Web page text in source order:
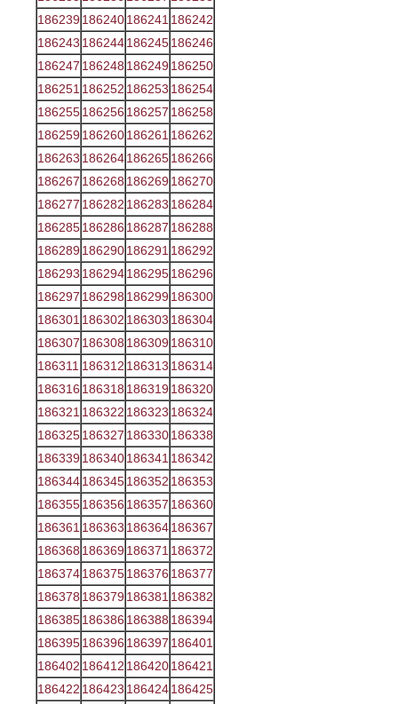
186239186240186241 186242
186243 186244186245186246
186247 186248 186249186250
186251 186252 186253 186254
186255186256 186257 186258
186259186260186261 186262
186263 186264186265186266
186267 186268 186269186270
186277 186282 186283 186284
186285186286 186287 186288
186289186290186291 186292
186293 186294186295186296
186297 186298 186299186300
186301 186302 186303 186304
186307 186308 186309186310
186311 186312 186313 186314
186316 186318 186319186320
186321 186322 186323 186324
186325186327 186330186338
186339186340186341 186342
186344186345186352 186353
186355186356 186357 186360
186361 186363 186364186367
186368 186369186371 186372
186374186375186376 186377
186378 186379186381 186382
186385186386 186388 186394
186395186396 186397 186401
186402 186412 186420186421
186422 186423 186424186425